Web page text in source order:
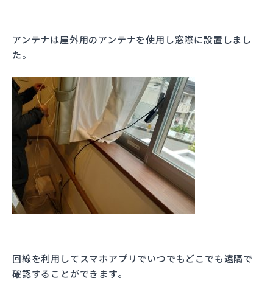
アンテナは屋外用のアンテナを使用し窓際に設置しまし
た。
回線を利用してスマホアプリでいつでもどこでも遠隔で
確認することができます。